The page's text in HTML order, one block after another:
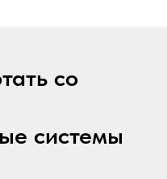
со
системы